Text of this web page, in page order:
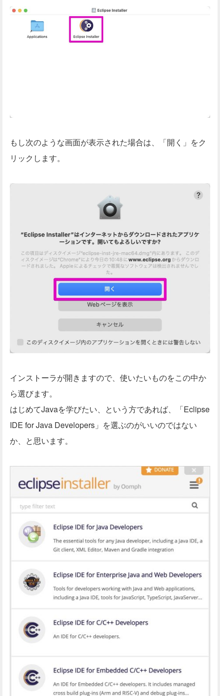
もし次のような画面が表示された場合は、「開く」をク
リックします。
インストーラが開きますので、使いたいものをこの中か
ら選びます。
はじめてJavaを学びたい、という方であれば、「Eclipse
IDE for Java Developers」を選ぶのがいいのではない
か、と思います。